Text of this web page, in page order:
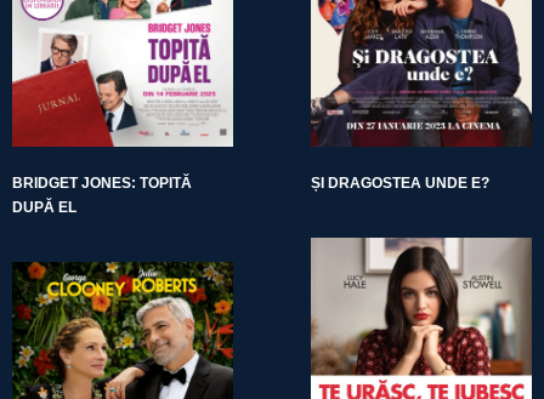
BRIDGET JONES: TOPITĂ
DUPĂ EL
ȘI DRAGOSTEA UNDE E?